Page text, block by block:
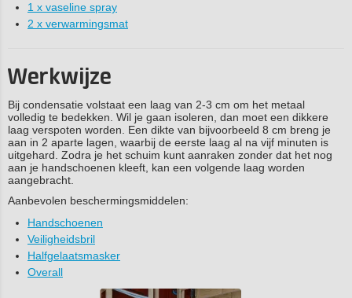
1 x vaseline spray
2 x verwarmingsmat
Werkwijze
Bij condensatie volstaat een laag van 2-3 cm om het metaal
volledig te bedekken. Wil je gaan isoleren, dan moet een dikkere
laag verspoten worden. Een dikte van bijvoorbeeld 8 cm breng je
aan in 2 aparte lagen, waarbij de eerste laag al na vijf minuten is
uitgehard. Zodra je het schuim kunt aanraken zonder dat het nog
aan je handschoenen kleeft, kan een volgende laag worden
aangebracht.
Aanbevolen beschermingsmiddelen:
Handschoenen
Veiligheidsbril
Halfgelaatsmasker
Overall